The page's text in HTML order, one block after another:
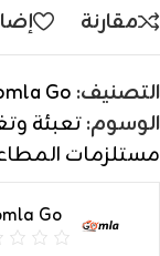
مقارنة
التصنيف: Go
الوسوم:تعبئة
مستلزمات
Go